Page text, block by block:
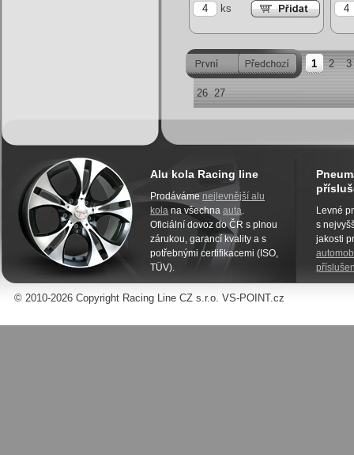
ks
1 2 3
26 27
Alu kola Racing line
Prodáváme nejlevnější alu
kola na všechna auta.
Oficiální dovoz do ČR s plnou
zárukou, garancí kvality a s
potřebnými certifikacemi (ISO,
TÜV).
Levné
s
jakosti
© 2010-2026 Copyright Racing Line CZ s.r.o. VS-POINT.cz